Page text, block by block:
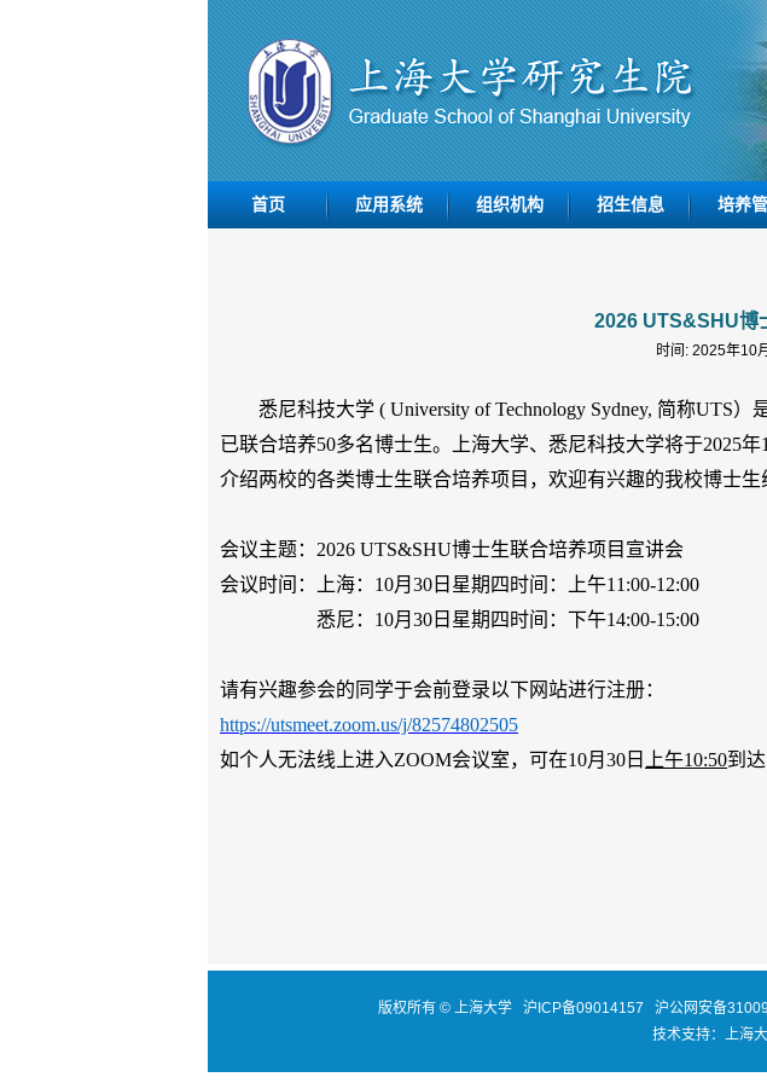
首页 应用系统 组织机构 招生信息 培养
2026 UTS&SHU博
时间: 2025年
悉尼科技大学 ( University of Technology Sydney, 简称UTS
已联合培养50多名博士生。上海大学、 悉尼科技大学将于2025
介绍两校的各类博士生联合培养项目，欢迎有兴趣的我校博士生
会议主题： 2026 UTS&SHU博士生联合培养项目宣讲会
会议时间：上海： 10月30日星期 四 时间：上午11:00-12:00
悉尼： 10月30日星期 四 时间：下午14:00-15:00
请有兴趣参会的同学于会前登录以下网站进行注册：
https://utsmeet.zoom.us/j/82574802505
如个人无法线上进入ZOOM会议室，可在10月 30 日 上午10:50到
版权所有 ©上海大学 沪ICP备09014157 沪公网安备
技术支持： 上海